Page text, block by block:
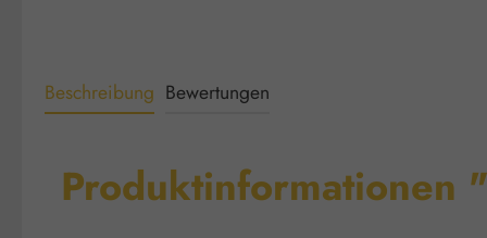
Beschreibung Bewertungen
Produktinformationen